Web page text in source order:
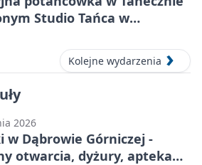
Studio Tańca w
Kolejne wydarzenia
2026
w Dąbrowie Górniczej -
otwarcia, dyżury, apteka